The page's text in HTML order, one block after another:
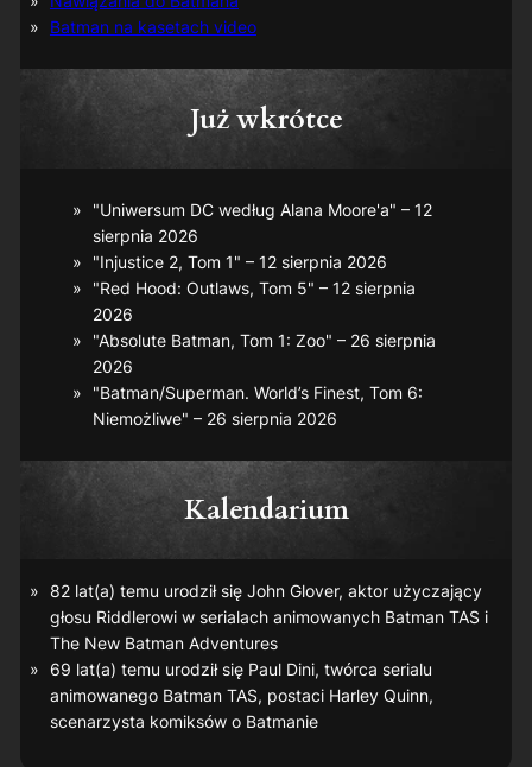
Batman na kasetach video
Już wkrótce
"Uniwersum DC według Alana Moore'a" – 12
sierpnia 2026
"Injustice 2, Tom 1" – 12 sierpnia 2026
"Red Hood: Outlaws, Tom 5" – 12 sierpnia
2026
"Absolute Batman, Tom 1: Zoo" – 26 sierpnia
2026
"Batman/Superman. World’s Finest, Tom 6:
Niemożliwe" – 26 sierpnia 2026
Kalendarium
82 lat(a) temu urodził się John Glover, aktor użyczający
głosu Riddlerowi w serialach animowanych Batman TAS i
The New Batman Adventures
69 lat(a) temu urodził się Paul Dini, twórca serialu
animowanego Batman TAS, postaci Harley Quinn,
scenarzysta komiksów o Batmanie